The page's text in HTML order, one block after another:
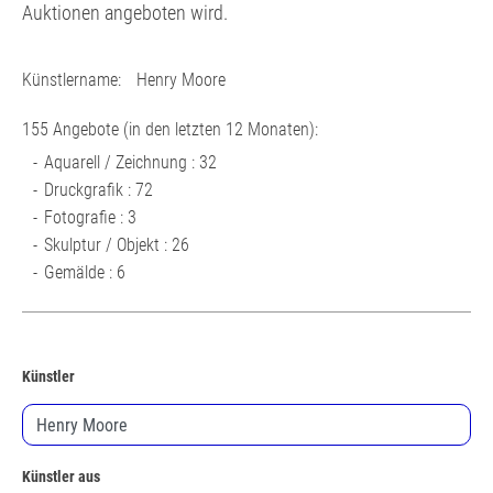
Auktionen angeboten wird.
Künstlername: Henry Moore
155 Angebote (in den letzten 12 Monaten):
Aquarell / Zeichnung : 32
Druckgrafik : 72
Fotografie : 3
Skulptur / Objekt : 26
Gemälde : 6
Künstler
Künstler aus